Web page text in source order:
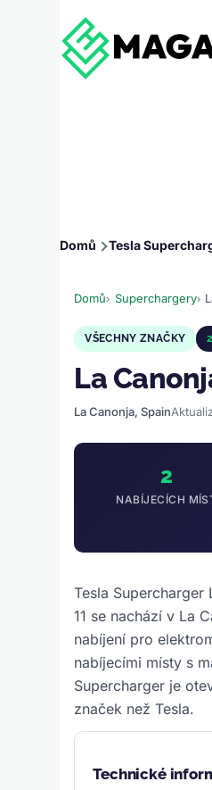
navigace
Domů Tesla
Domů Superchargery
VŠECHNY ZNAČKY
La
La Canonja, Spain
2
NABÍJECÍCH
Tesla Supercharger
11 se nachází v La
nabíjení pro
nabíjecími místy s
Supercharger je
značek než Tesla.
Technické